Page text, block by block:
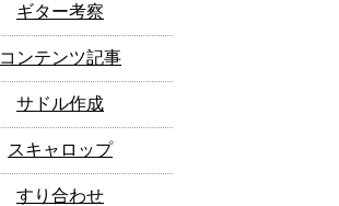
ギター考察
コンテンツ記事
サドル作成
スキャロップ
すり合わせ